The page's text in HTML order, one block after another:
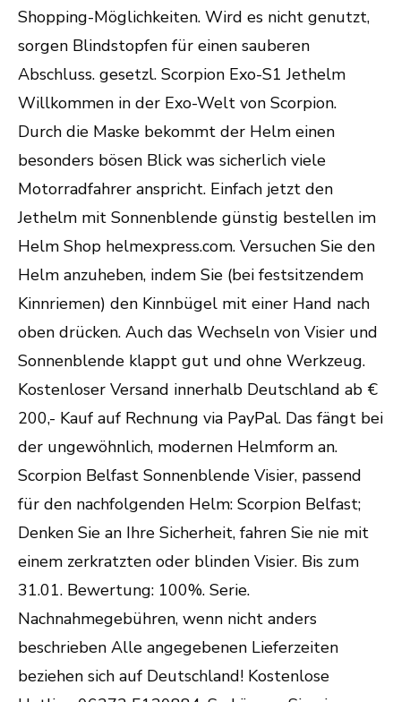
Shopping-Möglichkeiten. Wird es nicht genutzt,
sorgen Blindstopfen für einen sauberen
Abschluss. gesetzl. Scorpion Exo-S1 Jethelm
Willkommen in der Exo-Welt von Scorpion.
Durch die Maske bekommt der Helm einen
besonders bösen Blick was sicherlich viele
Motorradfahrer anspricht. Einfach jetzt den
Jethelm mit Sonnenblende günstig bestellen im
Helm Shop helmexpress.com. Versuchen Sie den
Helm anzuheben, indem Sie (bei festsitzendem
Kinnriemen) den Kinnbügel mit einer Hand nach
oben drücken. Auch das Wechseln von Visier und
Sonnenblende klappt gut und ohne Werkzeug.
Kostenloser Versand innerhalb Deutschland ab €
200,- Kauf auf Rechnung via PayPal. Das fängt bei
der ungewöhnlich, modernen Helmform an.
Scorpion Belfast Sonnenblende Visier, passend
für den nachfolgenden Helm: Scorpion Belfast;
Denken Sie an Ihre Sicherheit, fahren Sie nie mit
einem zerkratzten oder blinden Visier. Bis zum
31.01. Bewertung: 100%. Serie.
Nachnahmegebühren, wenn nicht anders
beschrieben Alle angegebenen Lieferzeiten
beziehen sich auf Deutschland! Kostenlose